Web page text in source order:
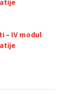
– IV modul